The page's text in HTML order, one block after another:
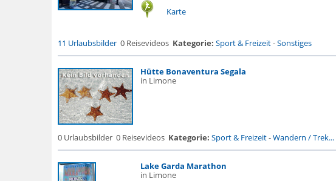
Karte
11 Urlaubsbilder 0 Reisevideos Kategorie: Sport & Freizeit-Sonstiges
Hütte Bonaventura Segala
in Limone
0 Urlaubsbilder 0 Reisevideos Kategorie: Sport & Freizeit-Wandern / Trek...
Lake Garda Marathon
in Limone